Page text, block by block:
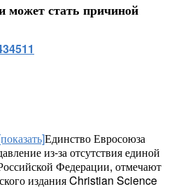
может стать причиной
Единство Евросоюза
из-за отсутствия единой
Федерации, отмечают
издания Christian Science